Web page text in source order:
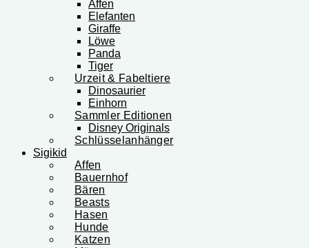
Affen
Elefanten
Giraffe
Löwe
Panda
Tiger
Urzeit & Fabeltiere
Dinosaurier
Einhorn
Sammler Editionen
Disney Originals
Schlüsselanhänger
Sigikid
Affen
Bauernhof
Bären
Beasts
Hasen
Hunde
Katzen